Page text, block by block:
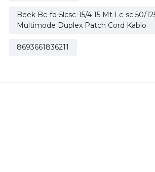
Beek Bc-fo-5lcsc-15/4 15 Mt Lc-sc 50/
Multimode Duplex Patch Cord Kablo
8693661836211